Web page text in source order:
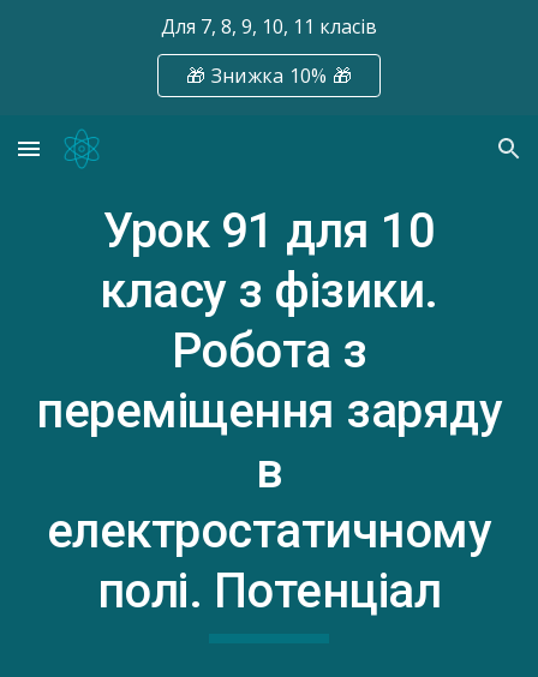
Skip to main content
Для 7, 8, 9, 10, 11 класів
🎁 Знижка 10% 🎁
Урок 91 для 10
класу з фізики.
Робота з
переміщення заряду
в
електростатичному
полі. Потенціал